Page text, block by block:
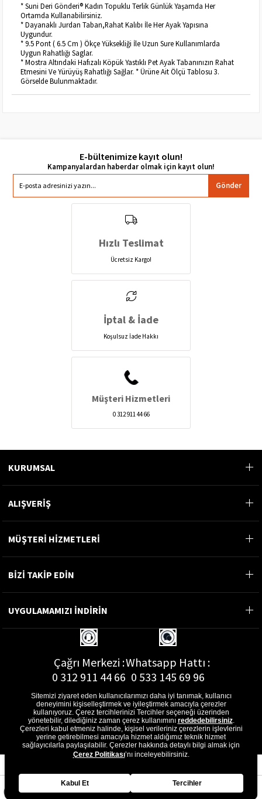
* Suni Deri Gönderi® Kadın Topuklu Terlik Günlük Yaşamda Her
Ortamda Kullanabilirsiniz.
* Dayanaklı Jurdan Taban,Rahat Kalıbı İle Her Ayak Yapısına
Uygundur.
* 9.5 Pont ( 6.5 Cm ) Ökçe Yüksekliği İle Uzun Sure Kullanımlarda
Uygun Rahatlığı Saglar.
* Mostra Altındaki Hafızalı Köpük Yastıklı Pet Ayak Tabanınızın Rahat
Etmesini Ve Yürüyüş Rahatlığı Sağlar. * Ürüne Ait Ölçü Tablosu 3.
Görselde Bulunmaktadır.
E-bültenimize kayıt olun!
Gönder
Hızlı Teslimat
Ücretsiz Kargo!
İptal & İade
Koşulsuz İade Hakkı
Müşteri Hizmetleri
0 312 911 44 66
KURUMSAL
ALIŞVERİŞ
MÜŞTERİ HİZMETLERİ
BİZİ TAKİP EDİN
UYGULAMAMIZI İNDİRİN
Çağrı Merkezi :
0 312 911 44 66
Whatsapp Hattı :
0 533 145 69 96
E-Posta Adresi :
musterihizmetleri@gon.com.tr
Sitemizi ziyaret eden kullanıcılarımızı daha iyi tanımak, kullanıcı
deneyimini kişiselleştirmek ve iyileştirmek amacıyla çerezler
kullanıyoruz. Çerez tercihlerinizi Tercihler seçeneği üzerinden
yönetebilir, dilediğiniz zaman çerez kullanımını reddedebilirsiniz.
Çerezleri kabul etmeniz halinde, kişisel verileriniz çerezlerin işlevlerini
yerine getirebilmesi amacıyla hizmet aldığımız teknik hizmet
sağlayıcılarla paylaşılabilir. Çerezler hakkında detaylı bilgi almak için
Çerez Politikası’nı inceleyebilirsiniz.
Kabul Et Tercihler